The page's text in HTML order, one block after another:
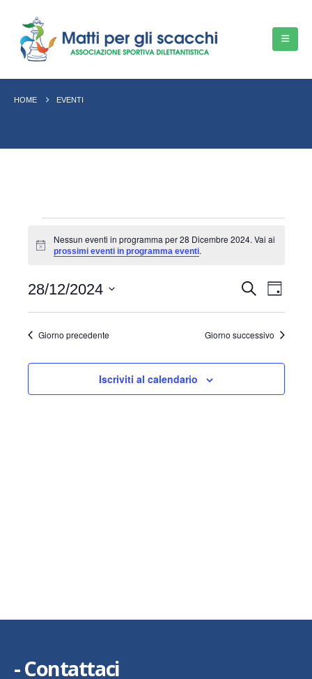
HOME EVENTI
Eventi
for
28
Dicembre
2024
Notice
Nessun eventi in programma per 28 Dicembre 2024. Vai ai
prossimi eventi in programma eventi.
Eventi
Ricerca
e
Cerca
Viste
Giorno
28/12/2024
data.Giorno precedente Giorno successivo
Iscriviti al calendario
- Contattaci